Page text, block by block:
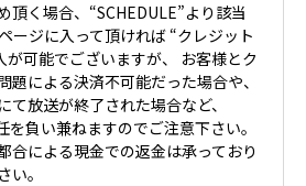
頂く場合、“SCHEDULE”より該当
ージに入って頂ければ “クレジット
が可能でございますが、 お客様とク
題による決済不可能だった場合や、
て放送が終了された場合など、
負い兼ねますのでご注意下さい。
合による現金での返金は承っており
い。